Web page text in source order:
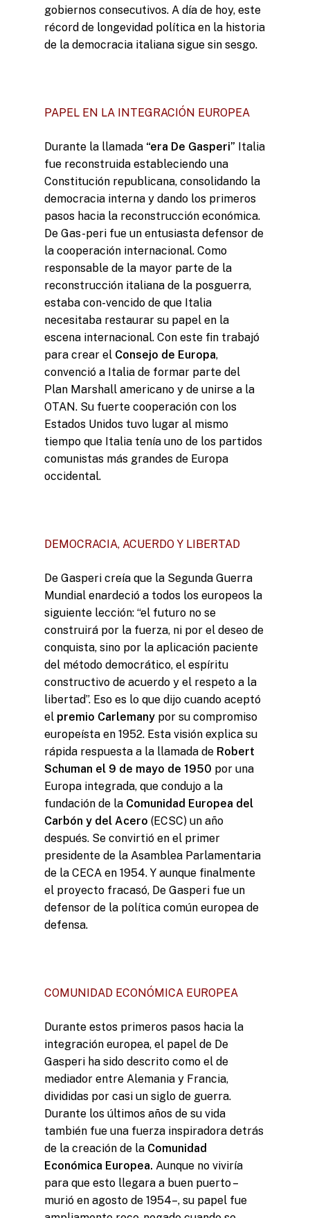
gobiernos consecutivos. A día de hoy, este
récord de longevidad política en la historia
de la democracia italiana sigue sin sesgo.
PAPEL EN LA INTEGRACIÓN EUROPEA
Durante la llamada “era De Gasperi” Italia
fue reconstruida estableciendo una
Constitución republicana, consolidando la
democracia interna y dando los primeros
pasos hacia la reconstrucción económica.
De Gas-peri fue un entusiasta defensor de
la cooperación internacional. Como
responsable de la mayor parte de la
reconstrucción italiana de la posguerra,
estaba con-vencido de que Italia
necesitaba restaurar su papel en la
escena internacional. Con este fin trabajó
para crear el Consejo de Europa,
convenció a Italia de formar parte del
Plan Marshall americano y de unirse a la
OTAN. Su fuerte cooperación con los
Estados Unidos tuvo lugar al mismo
tiempo que Italia tenía uno de los partidos
comunistas más grandes de Europa
occidental.
DEMOCRACIA, ACUERDO Y LIBERTAD
De Gasperi creía que la Segunda Guerra
Mundial enardeció a todos los europeos la
siguiente lección: “el futuro no se
construirá por la fuerza, ni por el deseo de
conquista, sino por la aplicación paciente
del método democrático, el espíritu
constructivo de acuerdo y el respeto a la
libertad”. Eso es lo que dijo cuando aceptó
el premio Carlemany por su compromiso
europeísta en 1952. Esta visión explica su
rápida respuesta a la llamada de Robert
Schuman el 9 de mayo de 1950 por una
Europa integrada, que condujo a la
fundación de la Comunidad Europea del
Carbón y del Acero (ECSC) un año
después. Se convirtió en el primer
presidente de la Asamblea Parlamentaria
de la CECA en 1954. Y aunque finalmente
el proyecto fracasó, De Gasperi fue un
defensor de la política común europea de
defensa.
COMUNIDAD ECONÓMICA EUROPEA
Durante estos primeros pasos hacia la
integración europea, el papel de De
Gasperi ha sido descrito como el de
mediador entre Alemania y Francia,
divididas por casi un siglo de guerra.
Durante los últimos años de su vida
también fue una fuerza inspiradora detrás
de la creación de la Comunidad
Económica Europea. Aunque no viviría
para que esto llegara a buen puerto –
murió en agosto de 1954–, su papel fue
Misión y Valores
Cómo trabaja L’Institut